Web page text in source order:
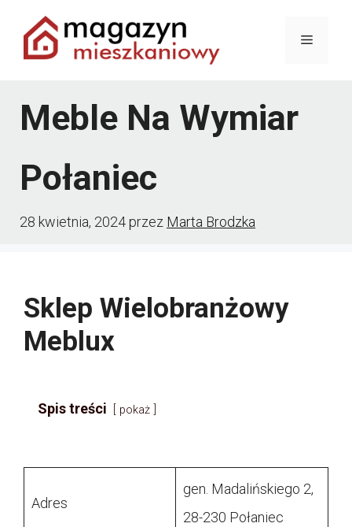
Przejdź
Menu
Meble Na Wymiar
Połaniec
28 kwietnia, 2024przez Marta Brodzka
Sklep Wielobranżowy
Meblux
Spis treści pokaż
Adres
gen. Madalińskiego 2,
28-230 Połaniec